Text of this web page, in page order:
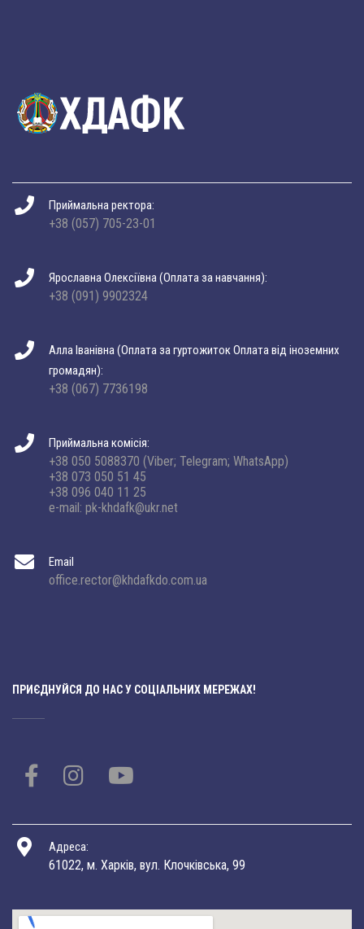
Приймальна ректора:
+38 (057) 705-23-01
Ярославна Олексіївна (Оплата за навчання):
+38 (091) 9902324
Алла Іванівна (Оплата за гуртожиток Оплата від іноземних
громадян):
+38 (067) 7736198
Приймальна комісія:
+38 050 5088370 (Viber; Telegram; WhatsApp)
+38 073 050 51 45
+38 096 040 11 25
e-mail: pk-khdafk@ukr.net
Email
office.rector@khdafkdo.com.ua
ПРИЄДНУЙСЯ ДО НАС У СОЦІАЛЬНИХ МЕРЕЖАХ!
Адреса:
61022, м. Харків, вул. Клочківська, 99